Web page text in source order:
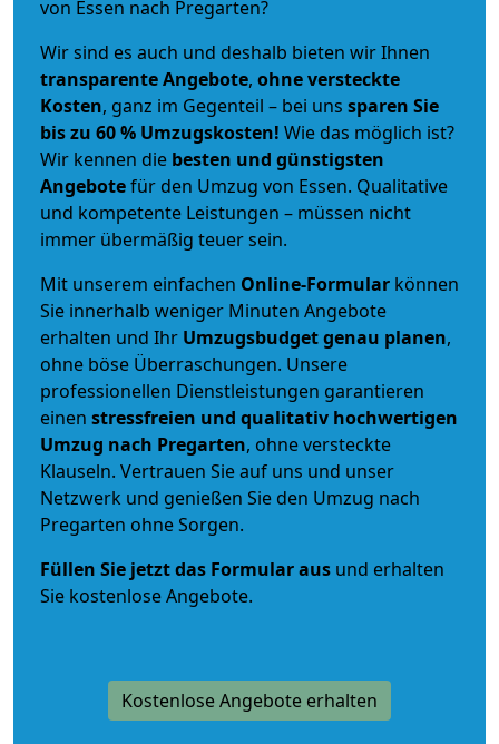
von Essen nach Pregarten?
Wir sind es auch und deshalb bieten wir Ihnen
transparente Angebote, ohne versteckte
Kosten, ganz im Gegenteil – bei uns sparen Sie
bis zu 60 % Umzugskosten! Wie das möglich ist?
Wir kennen die besten und günstigsten
Angebotefür den Umzug von Essen. Qualitative
und kompetente Leistungen – müssen nicht
immer übermäßig teuer sein.
Mit unserem einfachen Online-Formular können
Sie innerhalb weniger Minuten Angebote
erhalten und Ihr Umzugsbudgetgenau planen,
ohne böse Überraschungen. Unsere
professionellen Dienstleistungen garantieren
einen stressfreien und qualitativ hochwertigen
Umzug nach Pregarten, ohne versteckte
Klauseln. Vertrauen Sie auf uns und unser
Netzwerk und genießen Sie den Umzug nach
Pregarten ohne Sorgen.
Füllen Sie jetzt das Formular aus und erhalten
Sie kostenlose Angebote.
Kostenlose Angebote erhalten